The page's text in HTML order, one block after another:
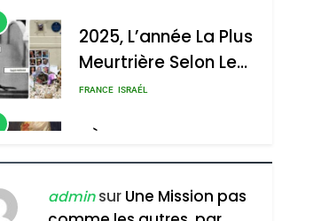
2025, L’année La Plus
Meurtrière Selon Le
Rapport D’ADL
FRANCE ISRAÉL
FIÈRE, DIGNE ET
RÉSILIENTE :
POURQUOI JE
REVENDIQUE MA
ISRAÉL JUDAISME
adminsur Une Mission pas